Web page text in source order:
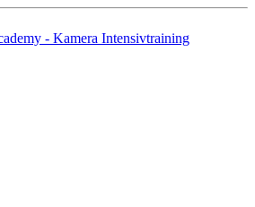
- Kamera Intensivtraining